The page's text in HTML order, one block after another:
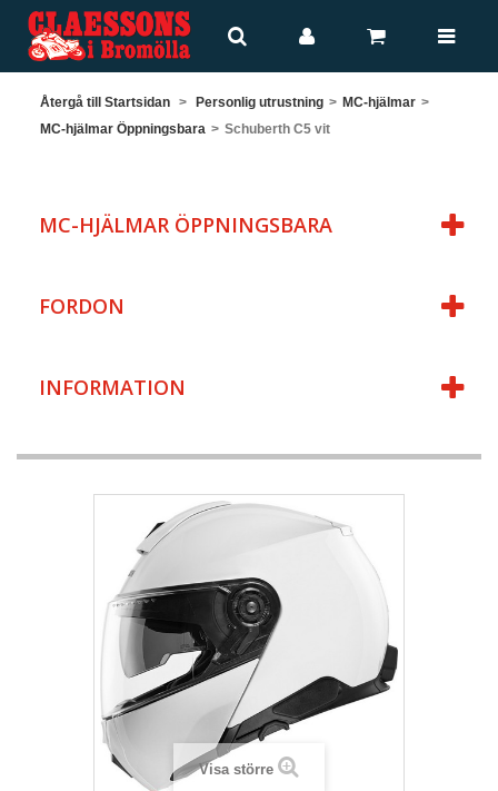
Återgå till Startsidan > Personlig utrustning > MC-hjälmar >
MC-hjälmar Öppningsbara > Schuberth C5 vit
MC-HJÄLMAR ÖPPNINGSBARA
FORDON
INFORMATION
Visa större